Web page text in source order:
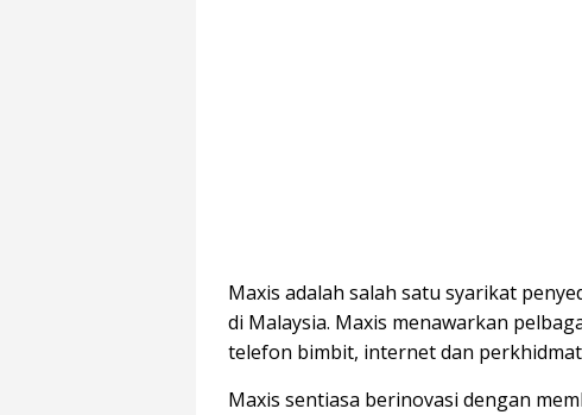
Maxis adalah salah satu syarikat
di Malaysia. Maxis menawarkan
telefon bimbit, internet dan
Maxis sentiasa berinovasi dengan